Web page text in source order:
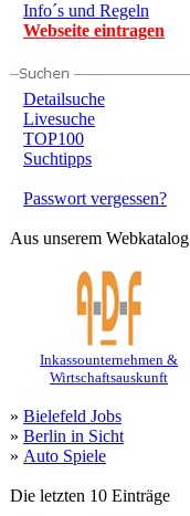
Info´s und Regeln
Webseite eintragen
Detailsuche
Livesuche
TOP100
Suchtipps
Passwort vergessen?
Aus unserem Webkatalog
Inkassounternehmen &
Wirtschaftsauskunft
» Bielefeld Jobs
» Berlin in Sicht
» Auto Spiele
Die letzten 10 Einträge